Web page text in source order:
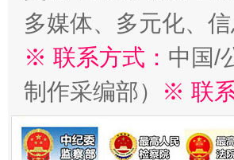
多媒体、多元化、
※ 联系方式： 中国/
制作采编部）
※ 联